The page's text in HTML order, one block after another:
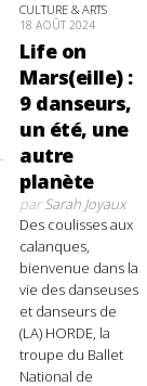
CULTURE & ARTS
18 AOÛT 2024
Life on
Mars(eille) :
9 danseurs,
un été, une
autre
planète
parSarah Joyaux
Des coulisses aux
calanques,
bienvenue dans la
vie des danseuses
et danseurs de
(LA) HORDE, la
troupe du Ballet
National de